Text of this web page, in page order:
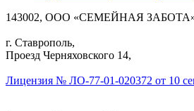
143002, ООО «СЕМЕЙНАЯ ЗАБОТА»
г. Ставрополь,
Проезд Черняховского 14,
Лицензия № ЛО-77-01-020372 от 10